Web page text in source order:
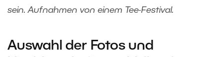
sein. Aufnahmen von einem Tee-Festival.
Auswahl der Fotos und